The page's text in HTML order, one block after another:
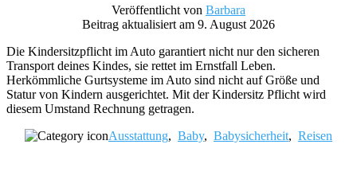
Veröffentlicht von Barbara
Beitrag aktualisiert am 9. August 2026
Die Kindersitzpflicht im Auto garantiert nicht nur den sicheren
Transport deines Kindes, sie rettet im Ernstfall Leben.
Herkömmliche Gurtsysteme im Auto sind nicht auf Größe und
Statur von Kindern ausgerichtet. Mit der Kindersitz Pflicht wird
diesem Umstand Rechnung getragen.
Ausstattung, Baby, Babysicherheit, Reisen